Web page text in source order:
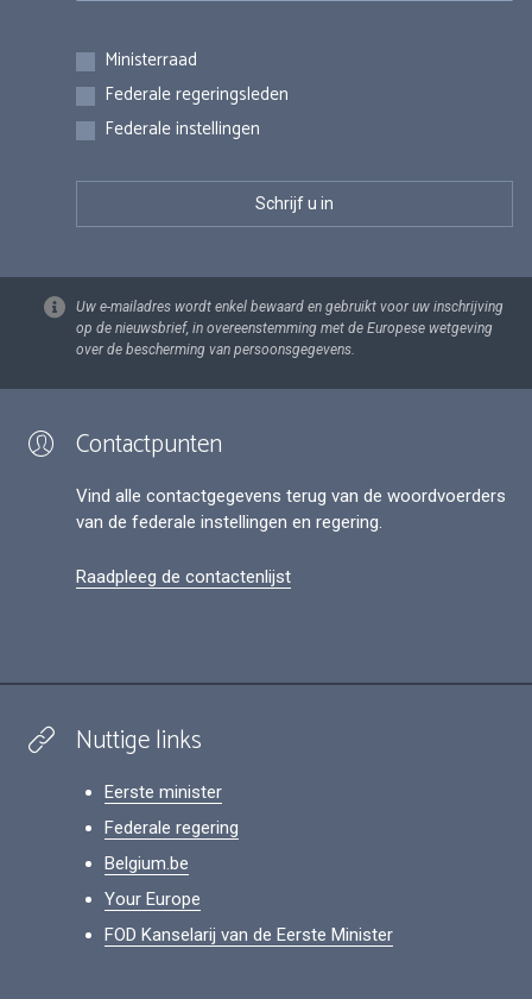
Inschrijvingen
Ministerraad
Federale regeringsleden
Federale instellingen
Uw e-mailadres wordt enkel bewaard en gebruikt voor uw inschrijving
op de nieuwsbrief, in overeenstemming met de Europese wetgeving
over de bescherming van persoonsgegevens.
Contactpunten
Vind alle contactgegevens terug van de woordvoerders
van de federale instellingen en regering.
Raadpleeg de contactenlijst
Nuttige links
Eerste minister
Federale regering
Belgium.be
Your Europe
FOD Kanselarij van de Eerste Minister